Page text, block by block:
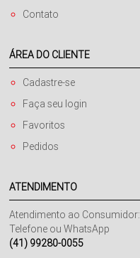
Contato
ÁREA DO CLIENTE
Cadastre-se
Faça seu login
Favoritos
Pedidos
ATENDIMENTO
Atendimento ao Consumidor:
Telefone ou WhatsApp
(41) 99280-0055